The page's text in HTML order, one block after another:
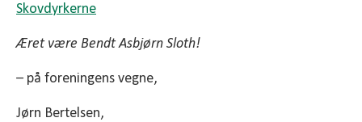
Skovdyrkerne
Æret være Bendt Asbjørn Sloth!
– på foreningens vegne,
Jørn Bertelsen,